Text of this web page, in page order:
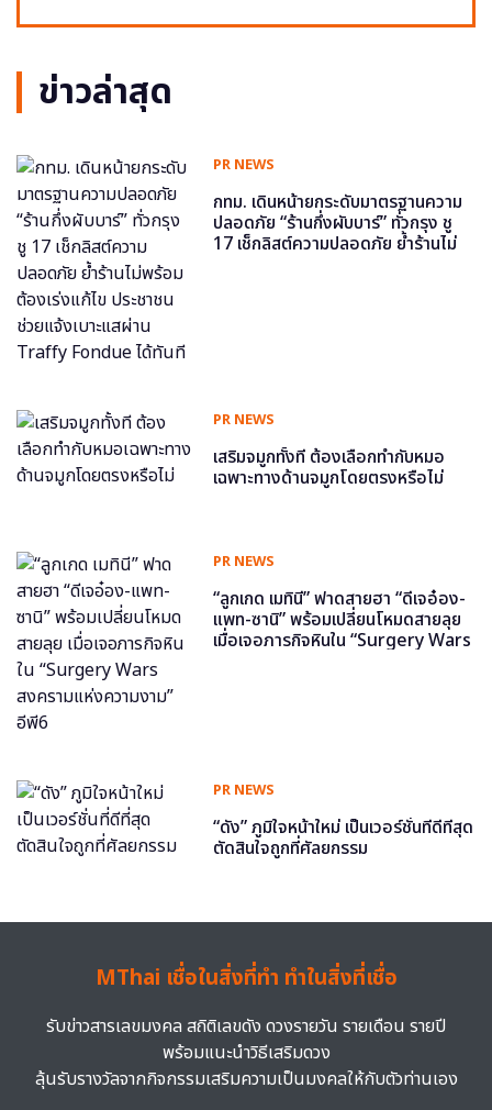
ข่าวล่าสุด
PR NEWS
กทม. เดินหน้ายกระดับมาตรฐานความ
ปลอดภัย “ร้านกึ่งผับบาร์” ทั่วกรุง ชู
17 เช็กลิสต์ความปลอดภัย ย้ำร้านไม่
PR NEWS
เสริมจมูกทั้งที ต้องเลือกทำกับหมอ
เฉพาะทางด้านจมูกโดยตรงหรือไม่
PR NEWS
“ลูกเกด เมทินี” ฟาดสายฮา “ดีเจอ๋อง-
แพท-ซานิ” พร้อมเปลี่ยนโหมดสายลุย
เมื่อเจอภารกิจหินใน “Surgery Wars
PR NEWS
“ดัง” ภูมิใจหน้าใหม่ เป็นเวอร์ชั่นที่ดีที่สุด
ตัดสินใจถูกที่ศัลยกรรม
MThai เชื่อในสิ่งที่ทำ ทำในสิ่งที่เชื่อ
รับข่าวสารเลขมงคล สถิติเลขดัง ดวงรายวัน รายเดือน รายปี
พร้อมแนะนำวิธีเสริมดวง
ลุ้นรับรางวัลจากกิจกรรมเสริมความเป็นมงคลให้กับตัวท่านเอง